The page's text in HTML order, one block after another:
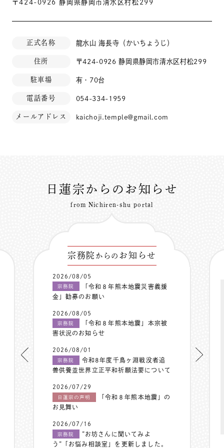
〒424-0926 静岡県静岡市清水区村松299
正式名称 龍水山 海長寺（かいちょうじ）
住所 〒424-0926 静岡県静岡市清水区村松299
駐車場 有・70台
電話番号 054-334-1959
メールアドレス kaichoji.temple@gmail.com
日蓮宗からのお知らせ
from Nichiren-shu portal
宗務院 からの お知らせ
2026/08/05
宗務院
「令和８年熊本地震災害義援
金」勧募のお願い
2026/08/05
宗務院
「令和８年熊本地震」本宗被
害状況のお知らせ
2026/08/01
宗務院
令和8年度千鳥ヶ淵戦没者追
善供養並世界立正平和祈願法要について
2026/07/29
日蓮宗の声明
「令和８年熊本地震」の
お見舞い
2026/07/16
宗務院
”お坊さんに聞いてみよ
う”「お悩み相談室」を更新しました。